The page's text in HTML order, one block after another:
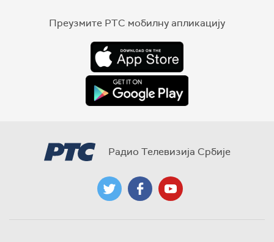
Преузмите РТС мобилну апликацију
Радио Телевизија Србије